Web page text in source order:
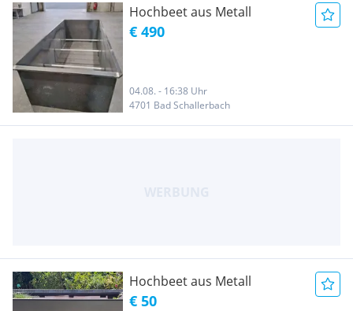
Hochbeet aus Metall
€ 490
04.08. - 16:38 Uhr
4701 Bad Schallerbach
Hochbeet aus Metall
€ 50